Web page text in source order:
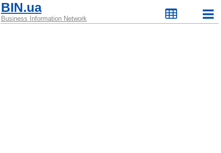
BIN.ua
Business Information Network